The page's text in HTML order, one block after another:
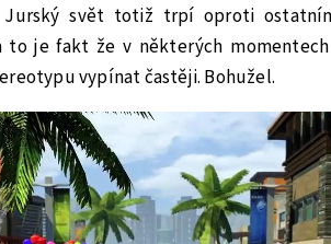
Jurský svět totiž trpí oproti
to je fakt že v některých
vypínat častěji. Bohužel.